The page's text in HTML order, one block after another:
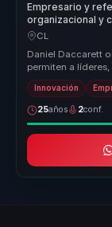
Empresario y
organizacional y
lideres y
CL
Daniel Daccarett
permiten a
atrás la desali...
Innovación
25años 2conf.